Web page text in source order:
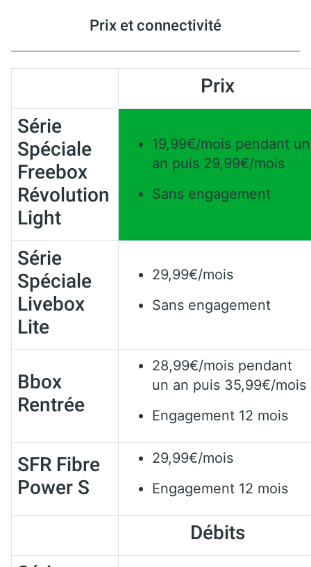
Prix et connectivité
Prix
Série
Spéciale
Freebox
Révolution
Light
19,99€/mois pendant un
an puis 29,99€/mois
Sans engagement
Série
Spéciale
Livebox
Lite
29,99€/mois
Sans engagement
Bbox
Rentrée
28,99€/mois pendant
un an puis 35,99€/mois
Engagement 12 mois
SFR Fibre
Power S
29,99€/mois
Engagement 12 mois
Débits